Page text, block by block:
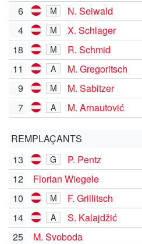
6 M
N. Seiwald
4
M X. Schlager
18 M R. Schmid
11 A M. Gregoritsch
9 M M. Sabitzer
7 A M. Arnautović
REMPLAÇANTS
13
G
P. Pentz
12
Florian Wiegele
10
M
F. Grillitsch
14
A S. Kalajdžić
25
M. Svoboda